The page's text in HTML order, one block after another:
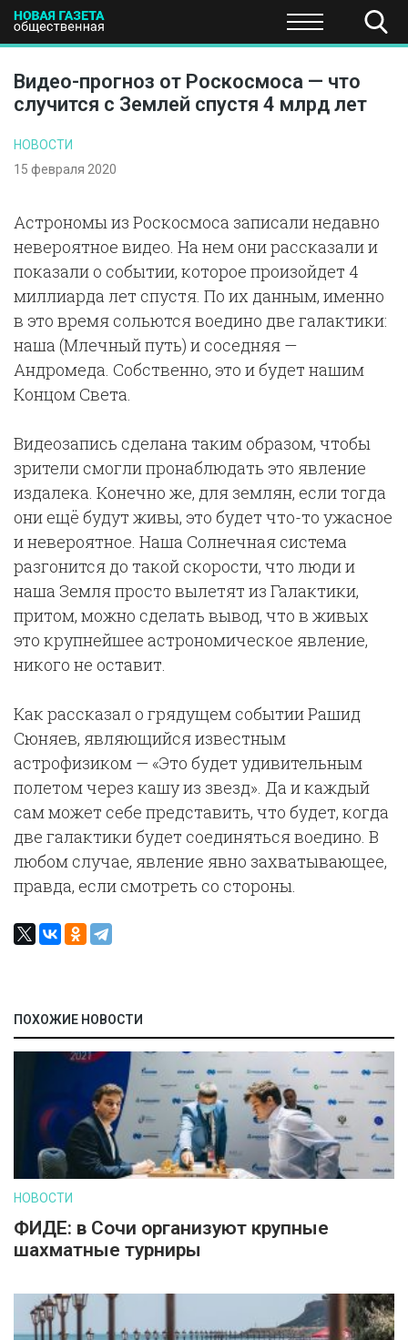
ПОЛИТИКА ЭКОНОМИКА НАУКА И
Видео-прогноз от Роскосмоса — что
случится с Землей спустя 4 млрд лет
НОВОСТИ
15 февраля 2020
Астрономы из Роскосмоса записали недавно
невероятное видео. На нем они рассказали и
показали о событии, которое произойдет 4
миллиарда лет спустя. По их данным, именно
в это время сольются воедино две галактики:
наша (Млечный путь) и соседняя —
Андромеда. Собственно, это и будет нашим
Концом Света.
Видеозапись сделана таким образом, чтобы
зрители смогли пронаблюдать это явление
издалека. Конечно же, для землян, если тогда
они ещё будут живы, это будет что-то ужасное
и невероятное. Наша Солнечная система
разгонится до такой скорости, что люди и
наша Земля просто вылетят из Галактики,
притом, можно сделать вывод, что в живых
это крупнейшее астрономическое явление,
никого не оставит.
Как рассказал о грядущем событии Рашид
Сюняев, являющийся известным
астрофизиком — «Это будет удивительным
полетом через кашу из звезд». Да и каждый
сам может себе представить, что будет, когда
две галактики будет соединяться воедино. В
любом случае, явление явно захватывающее,
правда, если смотреть со стороны.
ПОХОЖИЕ НОВОСТИ
НОВОСТИ
ФИДЕ: в Сочи организуют крупные
шахматные турниры